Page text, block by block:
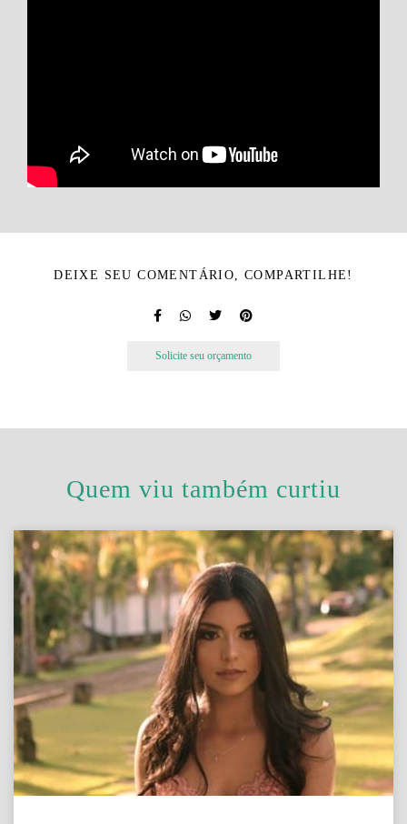
DEIXE SEU COMENTÁRIO, COMPARTILHE!
Solicite seu orçamento
Quem viu também curtiu